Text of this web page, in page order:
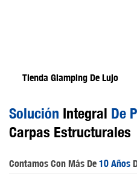
Tienda Glamping De Lujo
Solución Integral De
Carpas Estructurales
Contamos Con Más De 10 Años